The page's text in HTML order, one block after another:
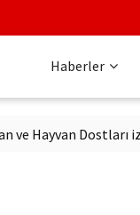
Haberler
Dostları